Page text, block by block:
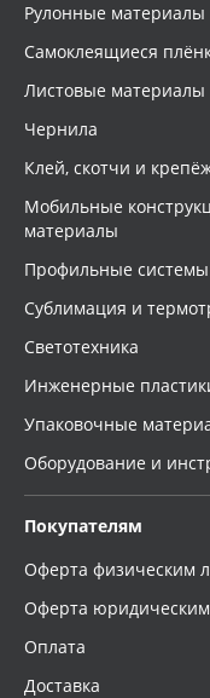
Рулонные материалы
Самоклеящиеся
Листовые материалы
Чернила
Клей, скотчи и
Мобильные
материалы
Профильные системы
Сублимация и
Светотехника
Инженерные
Упаковочные
Оборудование и
Покупателям
Оферта физическим
Оферта
Оплата
Доставка